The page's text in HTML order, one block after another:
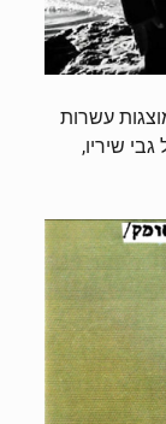
עשרות
שיריו,